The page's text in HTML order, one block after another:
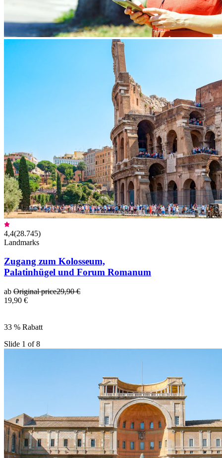
4,4(28.745)
Landmarks
Zugang zum Kolosseum,
Palatinhügel und Forum Romanum
ab Original price29,90 €
19,90 €
33 % Rabatt
Slide 1 of 8